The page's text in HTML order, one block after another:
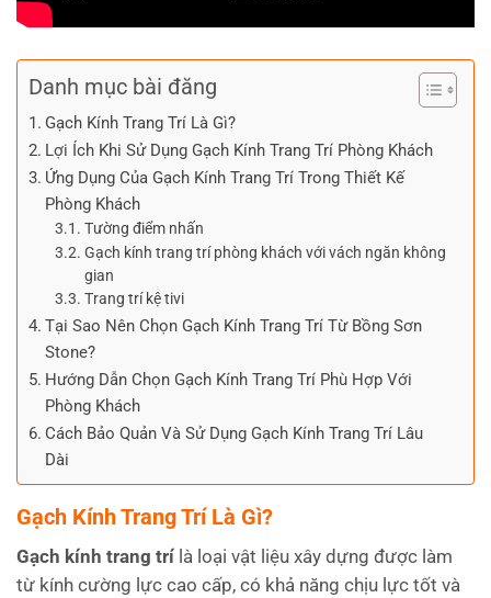
Danh mục bài đăng
Gạch Kính Trang Trí Là Gì?
Lợi Ích Khi Sử Dụng Gạch Kính Trang Trí Phòng Khách
Ứng Dụng Của Gạch Kính Trang Trí Trong Thiết Kế
Phòng Khách
Tường điểm nhấn
Gạch kính trang trí phòng khách với vách ngăn không
gian
Trang trí kệ tivi
Tại Sao Nên Chọn Gạch Kính Trang Trí Từ Bồng Sơn
Stone?
Hướng Dẫn Chọn Gạch Kính Trang Trí Phù Hợp Với
Phòng Khách
Cách Bảo Quản Và Sử Dụng Gạch Kính Trang Trí Lâu
Dài
Gạch Kính Trang Trí Là Gì?
Gạch kính trang trí là loại vật liệu xây dựng được làm
từ kính cường lực cao cấp, có khả năng chịu lực tốt và